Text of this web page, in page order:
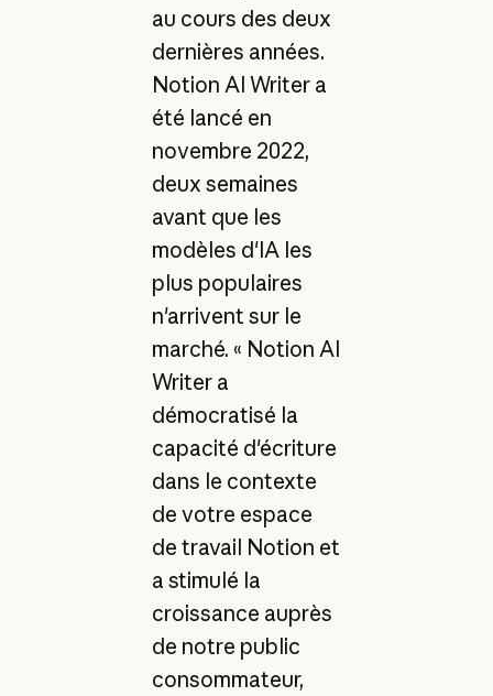
au cours des deux
dernières années.
Notion AI Writer a
été lancé en
novembre 2022,
deux semaines
avant que les
modèles d'IA les
plus populaires
n'arrivent sur le
marché. « Notion AI
Writer a
démocratisé la
capacité d'écriture
dans le contexte
de votre espace
de travail Notion et
a stimulé la
croissance auprès
de notre public
consommateur,